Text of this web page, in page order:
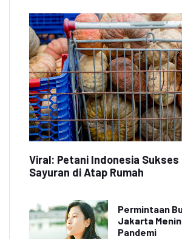
Viral: Petani Indonesia Sukses
Sayuran di Atap Rumah
Permintaan
Jakarta
Pandemi